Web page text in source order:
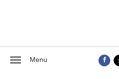
Menu